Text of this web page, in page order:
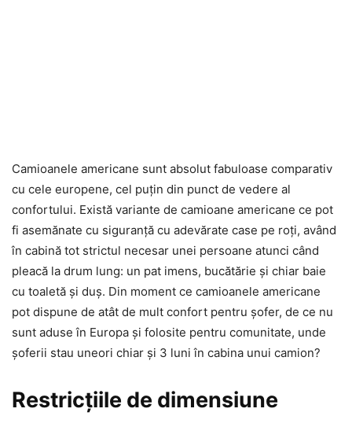
Camioanele americane sunt absolut fabuloase comparativ
cu cele europene, cel puțin din punct de vedere al
confortului. Există variante de camioane americane ce pot
fi asemănate cu siguranță cu adevărate case pe roți, având
în cabină tot strictul necesar unei persoane atunci când
pleacă la drum lung: un pat imens, bucătărie și chiar baie
cu toaletă și duș. Din moment ce camioanele americane
pot dispune de atât de mult confort pentru șofer, de ce nu
sunt aduse în Europa și folosite pentru comunitate, unde
șoferii stau uneori chiar și 3 luni în cabina unui camion?
Restricțiile de dimensiune